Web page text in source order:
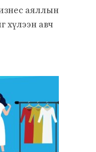
аяллын
хүлээн авч